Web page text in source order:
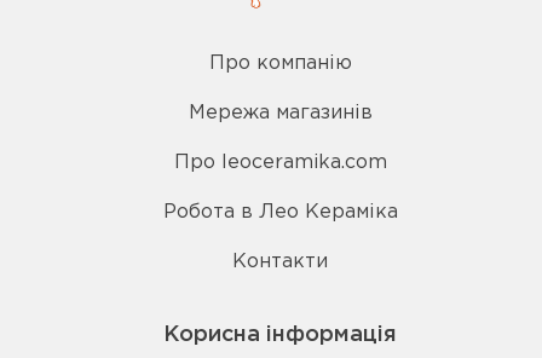
Про компанію
Мережа магазинів
Про leoceramika.com
Робота в Лео Кераміка
Контакти
Корисна інформація